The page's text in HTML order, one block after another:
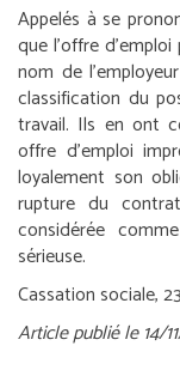
Appelés à se
que l’offre
nom de
classification du
travail. Ils en ont
offre d’emploi
loyalement son
rupture du
considérée
sérieuse.
Cassation sociale,
Article publié le 14/